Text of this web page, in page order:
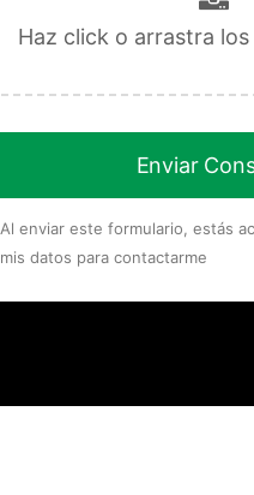
Enviar
Al enviar este formulario, estás
mis datos para contactarme